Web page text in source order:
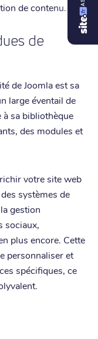
de contenu.
de
de Joomla est sa
large éventail de
à sa bibliothèque
des modules et
votre site web
systèmes de
gestion
sociaux,
plus encore. Cette
personnaliser et
spécifiques, ce